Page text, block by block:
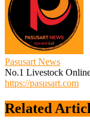
Pasusart News
No.1 Livestock
https://pasusart.com
Related